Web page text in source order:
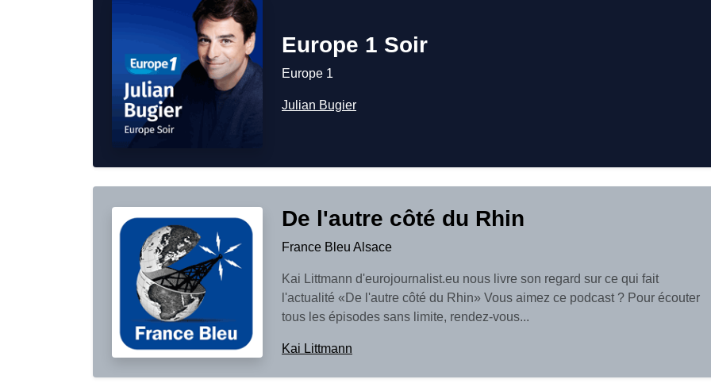
Europe 1 Soir
Europe 1
Julian Bugier
De l'autre côté du Rhin
France Bleu Alsace
Kai Littmann d'eurojournalist.eu nous livre son regard sur ce qui fait
l'actualité «De l'autre côté du Rhin» Vous aimez ce podcast ? Pour écouter
tous les épisodes sans limite, rendez-vous...
Kai Littmann